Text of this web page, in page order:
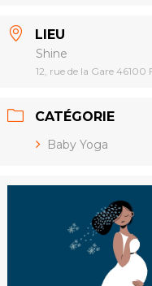
LIEU
Shine
12, rue de la Gare 46100
CATÉGORIE
Baby Yoga